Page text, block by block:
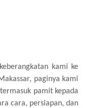
kami ke
paginya kami
pamit kepada
cara, persiapan, dan